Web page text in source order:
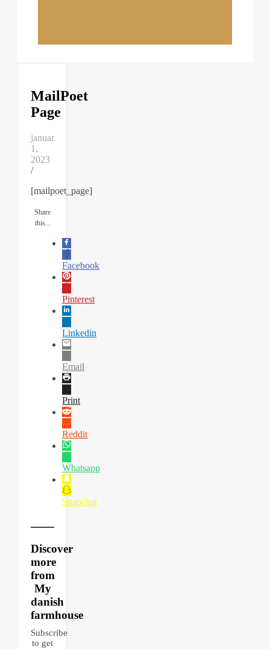
MailPoet
Page
januar
1,
2023
/
[mailpoet_page]
Share
this...
Facebook
Pinterest
Linkedin
Email
Print
Reddit
Whatsapp
Snapchat
Discover
more
from
My
danish
farmhouse
Subscribe
to get